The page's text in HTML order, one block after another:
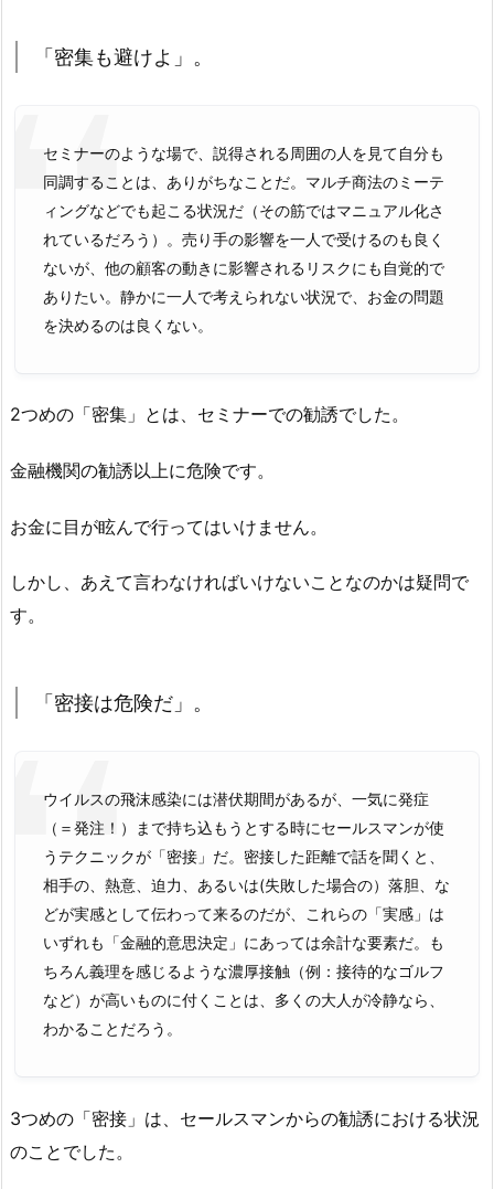
「密集も避けよ」。
セミナーのような場で、説得される周囲の人を見て自分も
同調することは、ありがちなことだ。マルチ商法のミーテ
ィングなどでも起こる状況だ（その筋ではマニュアル化さ
れているだろう）。売り手の影響を一人で受けるのも良く
ないが、他の顧客の動きに影響されるリスクにも自覚的で
ありたい。静かに一人で考えられない状況で、お金の問題
を決めるのは良くない。
2つめの「密集」とは、セミナーでの勧誘でした。
金融機関の勧誘以上に危険です。
お金に目が眩んで行ってはいけません。
しかし、あえて言わなければいけないことなのかは疑問で
す。
「密接は危険だ」。
ウイルスの飛沫感染には潜伏期間があるが、一気に発症
（＝発注！）まで持ち込もうとする時にセールスマンが使
うテクニックが「密接」だ。密接した距離で話を聞くと、
相手の、熱意、迫力、あるいは(失敗した場合の）落胆、な
どが実感として伝わって来るのだが、これらの「実感」は
いずれも「金融的意思決定」にあっては余計な要素だ。も
ちろん義理を感じるような濃厚接触（例：接待的なゴルフ
など）が高いものに付くことは、多くの大人が冷静なら、
わかることだろう。
3つめの「密接」は、セールスマンからの勧誘における状況
のことでした。